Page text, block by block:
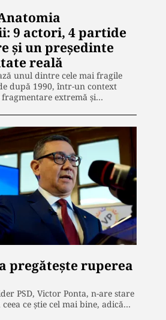
9 actori, 4 partide
și un președinte
reală
unul dintre cele mai fragile
după 1990, într-un context
extremă și…
pregătește ruperea
PSD, Victor Ponta, n-are stare
ce știe cel mai bine, adică…